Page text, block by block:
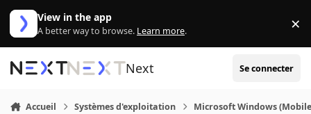
Aller au contenu
View in the app
A better way to browse. Learn more. ×
Next Se connecter
Accueil Systèmes d'exploitation Microsoft Windows